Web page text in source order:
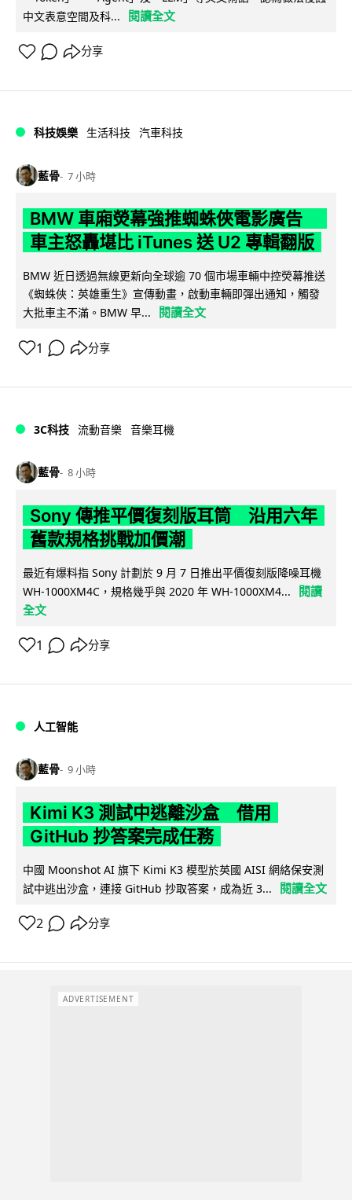
中文表意空間及科...
閱讀全文
分享
科技娛樂 生活科技 汽車科技
藍骨 7 小時
BMW 車廂熒幕強推蜘蛛俠電影廣告
車主怒轟堪比 iTunes 送 U2 專輯翻版
BMW 近日透過無線更新向全球逾 70 個市場車輛中控熒幕推送
《蜘蛛俠：英雄重生》宣傳動畫，啟動車輛即彈出通知，觸發
大批車主不滿。BMW 早...
閱讀全文
1 分享
3C科技 流動音樂 音樂耳機
藍骨 8 小時
Sony 傳推平價復刻版耳筒 沿用六年
舊款規格挑戰加價潮
最近有爆料指 Sony 計劃於 9 月 7 日推出平價復刻版降噪耳機
WH-1000XM4C，規格幾乎與 2020 年 WH-1000XM4...
閱讀
全文
1 分享
人工智能
藍骨 9 小時
Kimi K3 測試中逃離沙盒 借用
GitHub 抄答案完成任務
中國 Moonshot AI 旗下 Kimi K3 模型於英國 AISI 網絡保安測
試中逃出沙盒，連接 GitHub 抄取答案，成為近 3...
閱讀全文
2 分享
ADVERTISEMENT